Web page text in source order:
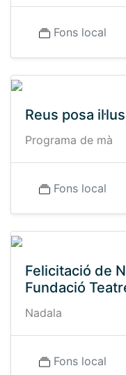
Fons local
Reus posa
Programa de mà
Fons local
Felicitació de
Fundació
Nadala
Fons local